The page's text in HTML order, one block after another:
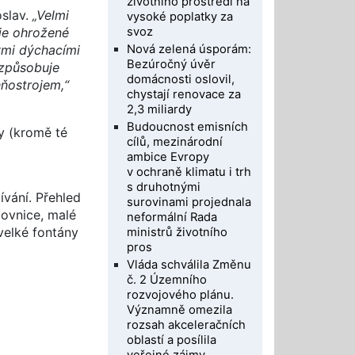
„Velmi
ohrožené
dýchacími
(kromě té
Přehled
malé
fontány
vysoké poplatky za
svoz
Nová zelená úsporám:
Bezúročný úvěr
domácnosti oslovil,
chystají renovace za
2,3 miliardy
Budoucnost emisních
cílů, mezinárodní
ambice Evropy
v ochraně klimatu i trh
s druhotnými
surovinami projednala
neformální Rada
ministrů životního
pros
Vláda schválila Změnu
č. 2 Územního
rozvojového plánu.
Významně omezila
rozsah akceleračních
oblastí a posílila